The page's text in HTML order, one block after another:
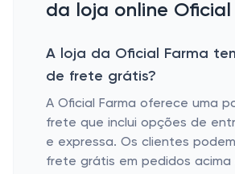
da loja online Oficial
A loja da Oficial Farma
de frete grátis?
A Oficial Farma oferece uma
frete que inclui opções de
e expressa. Os clientes
frete grátis em pedidos acima